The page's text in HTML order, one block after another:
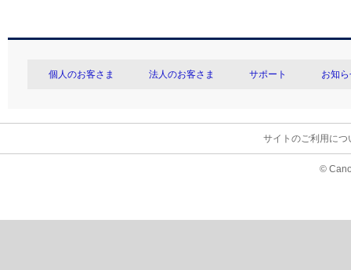
個人のお客さま 法人のお客さま サポート お知
サイトのご利用につ
©